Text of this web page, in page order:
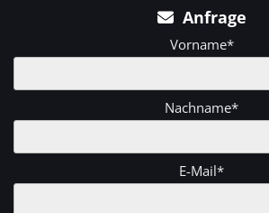
Anfrage
Vorname*
Nachname*
E-Mail*